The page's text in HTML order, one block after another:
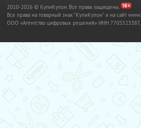
2010-2026 © КупиКупон. Все права защищены.
Все права на товарный знак "КупиКупон" и на сайт
OOO «Агентство цифровых решений» ИНН